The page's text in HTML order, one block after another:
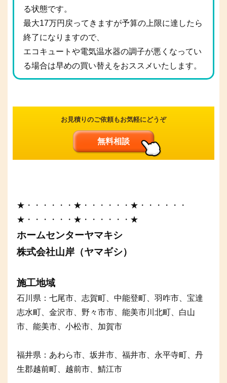
る状態です。
最大17万円戻ってきますが予算の上限に達したら
終了になりますので、
エコキュートや電気温水器の調子が悪くなってい
る場合は早めの買い替えをおススメいたします。
お見積りのご依頼もお気軽にどうぞ
無料相談
★・・・・・・★・・・・・・★・・・・・・
★・・・・・・★・・・・・・★
ホームセンターヤマキシ
株式会社山岸（ヤマギシ）
施工地域
石川県：七尾市、志賀町、中能登町、羽咋市、宝達
志水町、金沢市、野々市市、能美市川北町、白山
市、能美市、小松市、加賀市
福井県：あわら市、坂井市、福井市、永平寺町、丹
生郡越前町、越前市、鯖江市